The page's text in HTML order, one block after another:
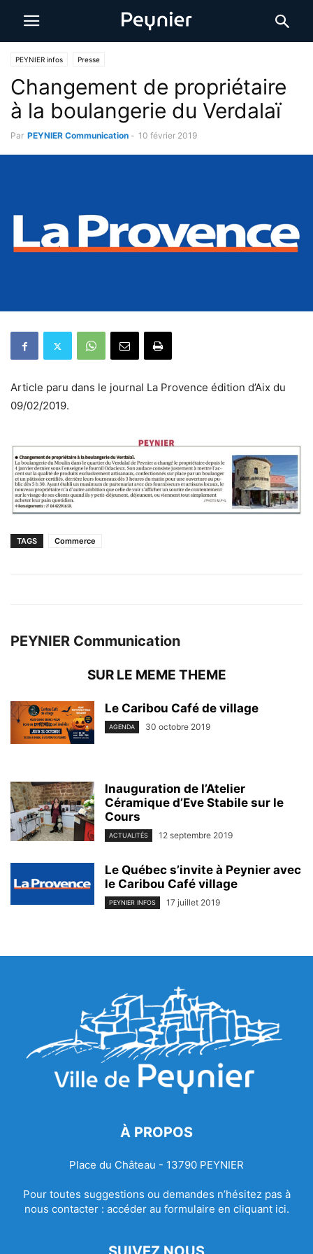
PEYNIER infos Presse
Changement de propriétaire
à la boulangerie du Verdalaï
Par PEYNIER Communication - 10 février 2019
Article paru dans le journal La Provence édition d’Aix du
09/02/2019.
TAGS Commerce
PEYNIER Communication
SUR LE MEME THEME
Le Caribou Café de village
AGENDA 30 octobre 2019
Inauguration de l’Atelier
Céramique d’Eve Stabile sur le
Cours
ACTUALITÉS 12 septembre 2019
Le Québec s’invite à Peynier avec
le Caribou Café village
PEYNIER INFOS 17 juillet 2019
À PROPOS
Place du Château - 13790 PEYNIER
Pour toutes suggestions ou demandes n’hésitez pas à
nous contacter : accéder au formulaire en cliquant ici.